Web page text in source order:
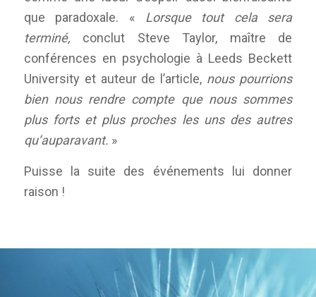
que paradoxale. «
Lorsque tout cela sera
terminé, conclut Steve Taylor, maître de
conférences en psychologie à Leeds Beckett
University et auteur de l’article, nous pourrions
bien nous rendre compte que nous sommes
plus forts et plus proches les uns des autres
qu’auparavant. »
Puisse la suite des événements lui donner
raison !